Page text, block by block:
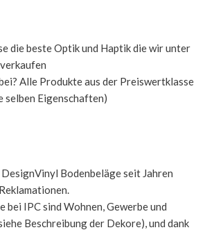
die beste Optik und Haptik die wir unter
Alle Produkte aus der Preiswertklasse
selben Eigenschaften)
Bodenbeläge seit Jahren
bei IPC sind Wohnen, Gewerbe und
Beschreibung der Dekore), und dank